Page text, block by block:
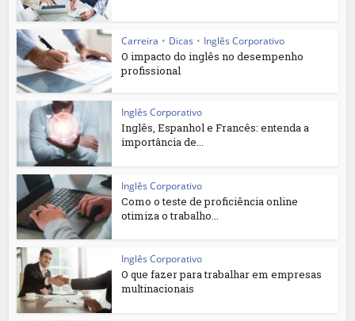
Carreira • Dicas • Inglês Corporativo
O impacto do inglês no desempenho
profissional
Inglês Corporativo
Inglês, Espanhol e Francês: entenda a
importância de...
Inglês Corporativo
Como o teste de proficiência online
otimiza o trabalho...
Inglês Corporativo
O que fazer para trabalhar em empresas
multinacionais